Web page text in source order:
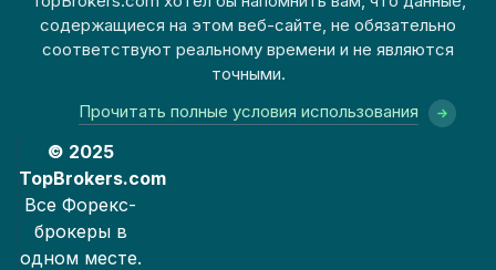
содержащиеся на этом веб-сайте, не обязательно
соответствуют реальному времени и не являются
точными.
Прочитать полные условия использования
© 2025
TopBrokers.com
Все Форекс-
брокеры в
одном месте.